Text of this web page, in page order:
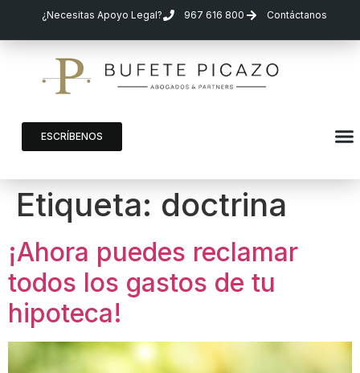
¿Necesitas Apoyo Legal? 967 616 800 Contáctanos
ESCRÍBENOS
Etiqueta: doctrina
¡Ahora puedes reclamar
todos los gastos de tu
hipoteca!